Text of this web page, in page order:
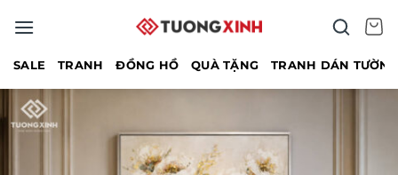
qua
SALE TRANH ĐỒNG HỒ QUÀ TẶNG TRANH DÁN